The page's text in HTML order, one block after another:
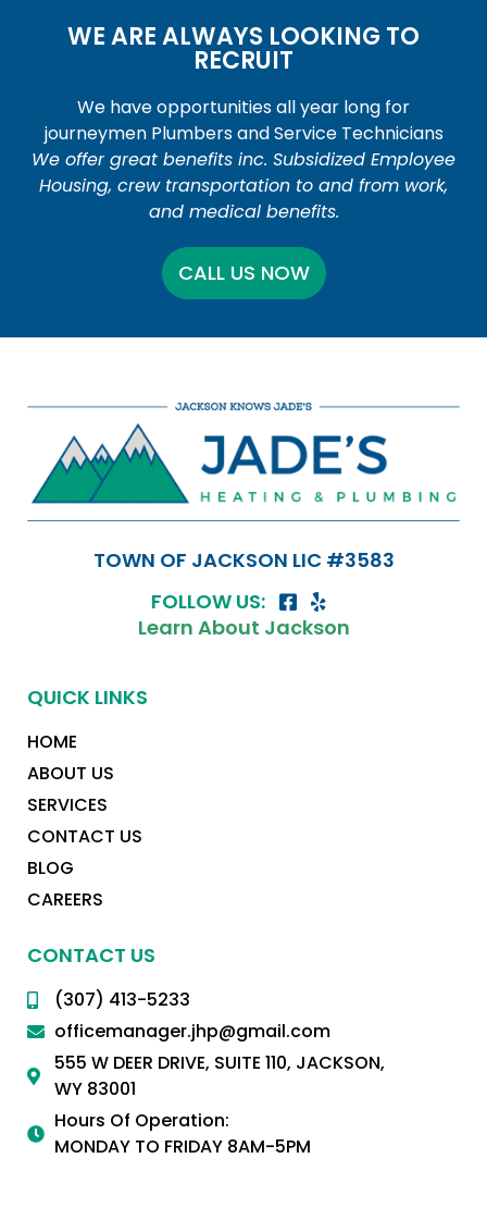
WE ARE ALWAYS LOOKING TO
RECRUIT
We have opportunities all year long for
journeymen Plumbers and Service Technicians
We offer great benefits inc. Subsidized Employee
Housing, crew transportation to and from work,
and medical benefits.
CALL US NOW
TOWN OF JACKSON LIC #3583
FOLLOW US:
Learn About Jackson
QUICK LINKS
HOME
ABOUT US
SERVICES
CONTACT US
BLOG
CAREERS
CONTACT US
(307) 413-5233
officemanager.jhp@gmail.com
555 W DEER DRIVE, SUITE 110, JACKSON,
WY 83001
Hours Of Operation:
MONDAY TO FRIDAY 8AM-5PM